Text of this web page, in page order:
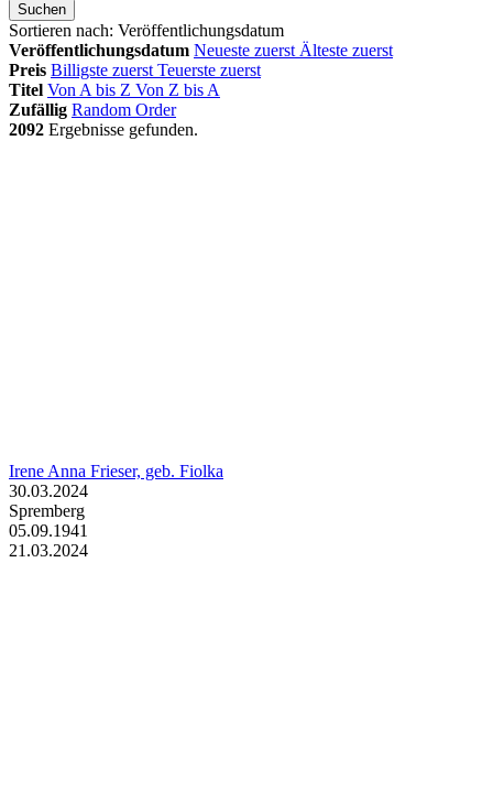
Suchen
Sortieren nach: Veröffentlichungsdatum
Veröffentlichungsdatum Neueste zuerst Älteste zuerst
Preis Billigste zuerst Teuerste zuerst
Titel Von A bis Z Von Z bis A
Zufällig Random Order
2092 Ergebnisse gefunden.
Irene Anna Frieser, geb. Fiolka
30.03.2024
Spremberg
05.09.1941
21.03.2024